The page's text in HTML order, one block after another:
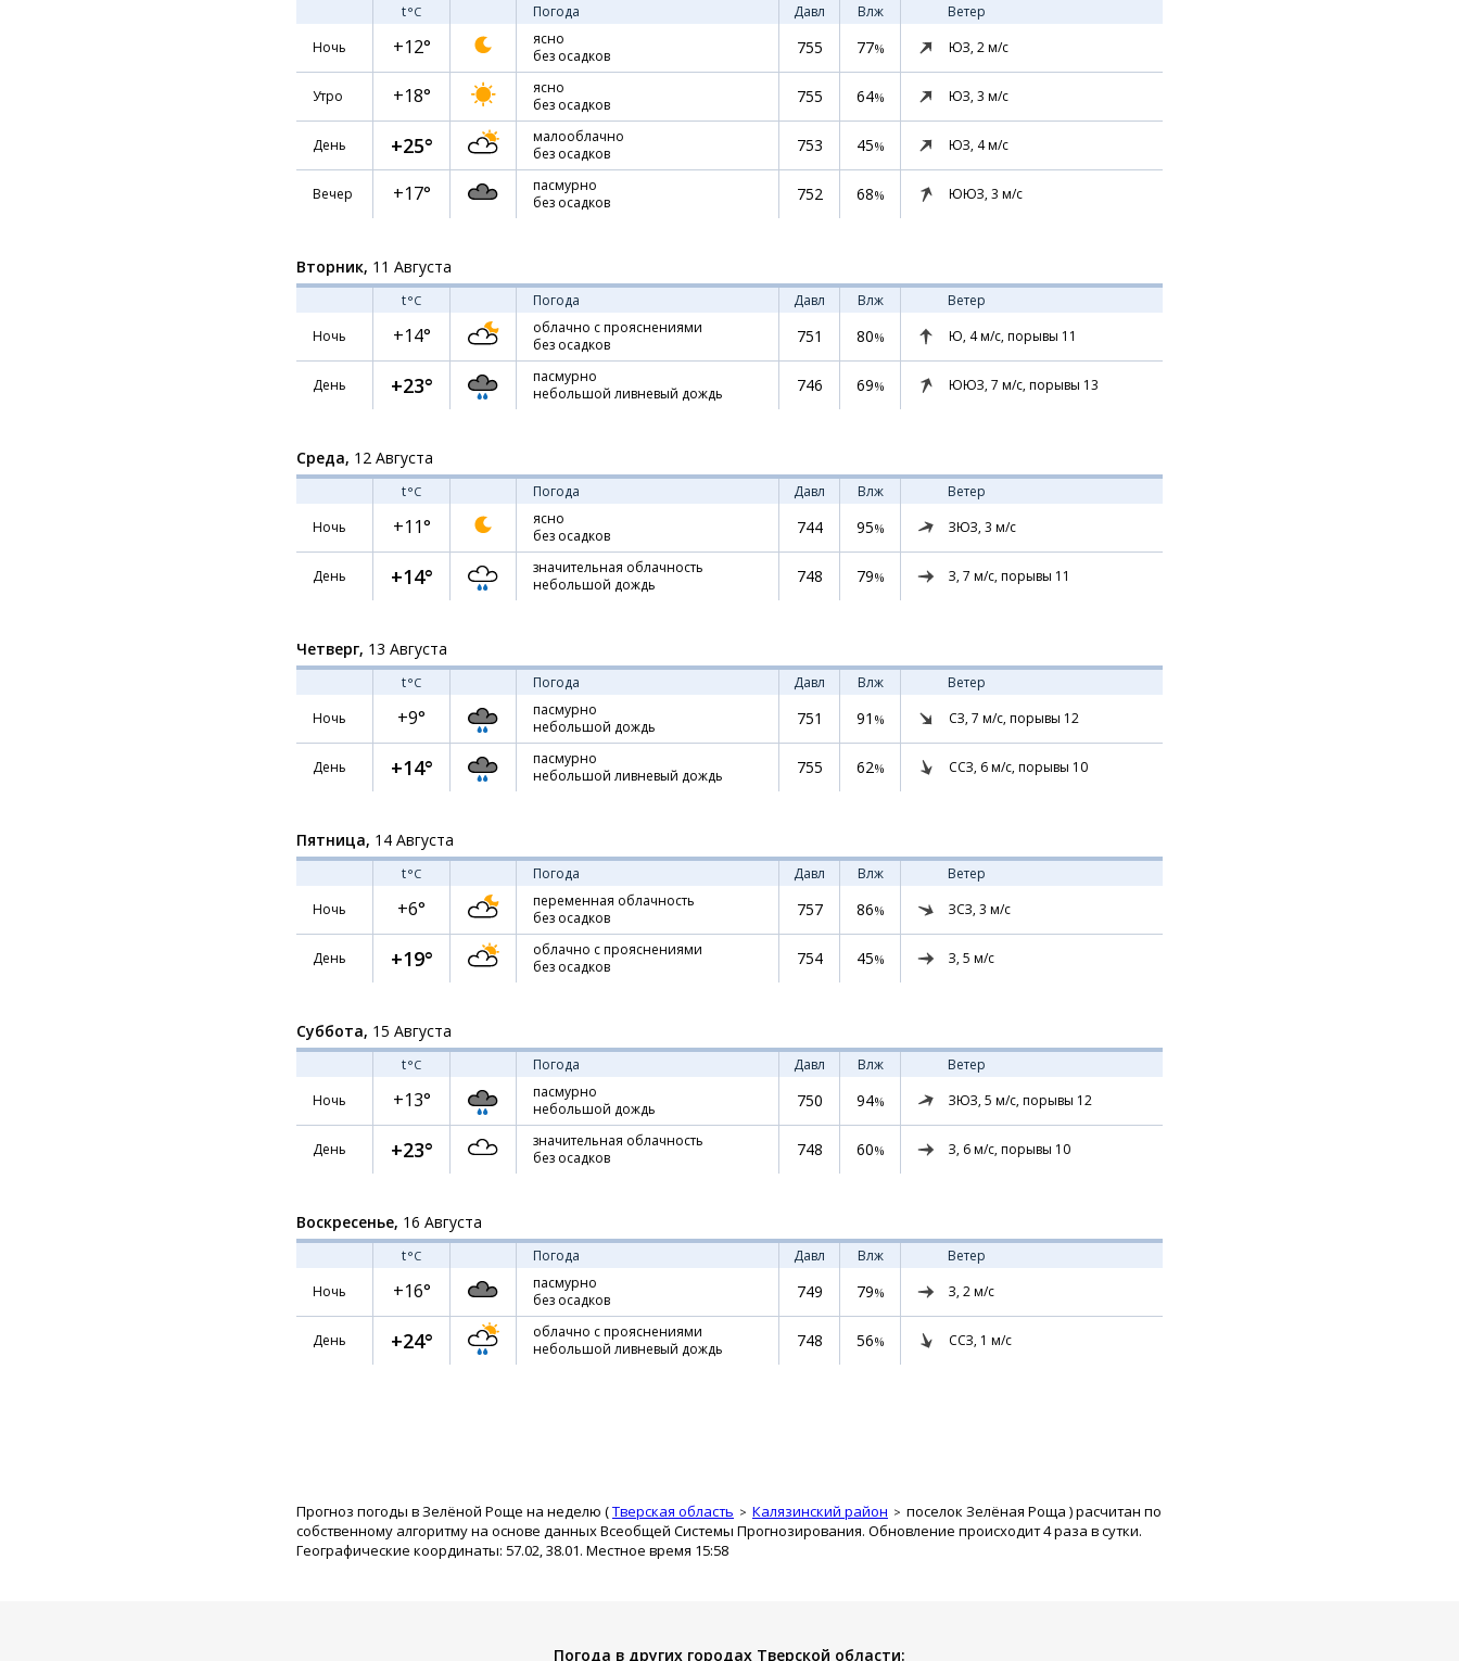
t°C Погода Давл Влж
Ветер
Ночь
+12°
ясно
без осадков
755 77% ЮЗ, 2м/с
Утро +18°
ясно
без осадков
755 64% ЮЗ, 3 м/с
День +25°
малооблачно
без осадков
753 45% ЮЗ, 4м/с
Вечер +17°
пасмурно
без осадков
752 68% ЮЮЗ, 3 м/с
Вторник, 11 Августа
t°C Погода Давл Влж
Ветер
Ночь
+14°
облачно с прояснениями
без осадков
751 80% Ю, 4м/с, порывы 11
День +23°
пасмурно
небольшой ливневый дождь
746 69% ЮЮЗ, 7 м/с, порывы 13
Среда, 12 Августа
t°C Погода Давл Влж
Ветер
Ночь
+11°
ясно
без осадков
744 95% ЗЮЗ, 3 м/с
День +14°
значительная облачность
небольшой дождь
748 79% З, 7 м/с, порывы 11
Четверг, 13 Августа
t°C Погода Давл Влж
Ветер
Ночь
+9°
пасмурно
небольшой дождь
751 91 % СЗ, 7 м/с, порывы 12
День +14°
пасмурно
небольшой ливневый дождь
755 62% ССЗ, 6м/с, порывы 10
Пятница, 14 Августа
t°C Погода Давл Влж
Ветер
Ночь
+6°
переменная облачность
без осадков
757 86% ЗСЗ, 3 м/с
День +19°
облачно с прояснениями
без осадков
754 45% З, 5 м/с
Суббота, 15 Августа
t°C Погода Давл Влж
Ветер
Ночь
+13°
пасмурно
небольшой дождь
750 94% ЗЮЗ, 5 м/с, порывы 12
День +23°
значительная облачность
без осадков
748 60% З, 6м/с, порывы 10
Воскресенье, 16 Августа
t°C Погода Давл Влж
Ветер
Ночь
+16°
пасмурно
без осадков
749 79% З, 2м/с
День +24°
облачно с прояснениями
небольшой ливневый дождь
748 56% ССЗ, 1 м/с
Прогноз погоды в Зелёной Роще на неделю (Тверская область Калязинский район поселок Зелёная Роща ) расчитан по
собственному алгоритму на основе данных Всеобщей Системы Прогнозирования. Обновление происходит 4 раза в сутки.
Географические координаты: 57.02, 38.01. Местное время 15:58
Погода в других городах Тверской области: